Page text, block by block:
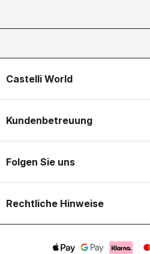
Castelli World
Kundenbetreuung
Folgen Sie uns
Rechtliche Hinweise